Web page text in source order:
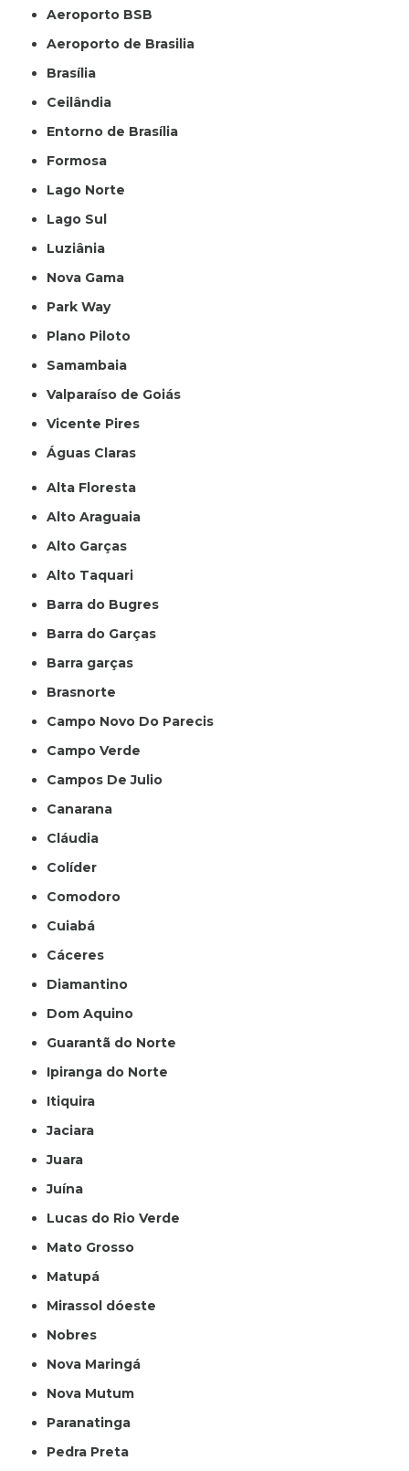
Aeroporto BSB
Aeroporto de Brasilia
Brasília
Ceilândia
Entorno de Brasília
Formosa
Lago Norte
Lago Sul
Luziânia
Nova Gama
Park Way
Plano Piloto
Samambaia
Valparaíso de Goiás
Vicente Pires
Águas Claras
Alta Floresta
Alto Araguaia
Alto Garças
Alto Taquari
Barra do Bugres
Barra do Garças
Barra garças
Brasnorte
Campo Novo Do Parecis
Campo Verde
Campos De Julio
Canarana
Cláudia
Colíder
Comodoro
Cuiabá
Cáceres
Diamantino
Dom Aquino
Guarantã do Norte
Ipiranga do Norte
Itiquira
Jaciara
Juara
Juína
Lucas do Rio Verde
Mato Grosso
Matupá
Mirassol dóeste
Nobres
Nova Maringá
Nova Mutum
Paranatinga
Pedra Preta